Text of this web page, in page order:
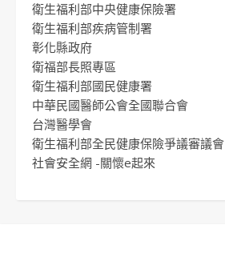
衛生福利部中央健康保險署
衛生福利部疾病管制署
彰化縣政府
衛福部長照專區
衛生福利部國民健康署
中華民國醫師公會全國聯合會
台灣醫學會
衛生福利部全民健康保險爭議審議會
社會安全網 -關懷e起來